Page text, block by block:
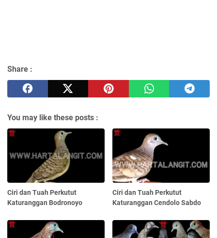
Share :
You may like these posts :
Ciri dan Tuah Perkutut
Katuranggan Bodronoyo
Ciri dan Tuah Perkutut
Katuranggan Cendolo Sabdo